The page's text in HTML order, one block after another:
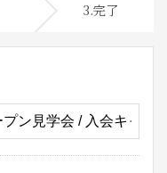
3.完了